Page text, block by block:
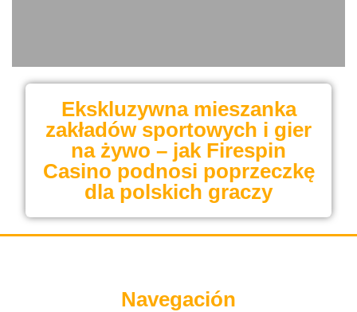
Ekskluzywna mieszanka
zakładów sportowych i gier
na żywo – jak Firespin
Casino podnosi poprzeczkę
dla polskich graczy
Navegación